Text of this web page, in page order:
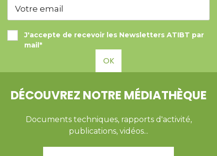
J'accepte de recevoir les Newsletters ATIBT par
mail*
OK
DÉCOUVREZ NOTRE MÉDIATHÈQUE
Documents techniques, rapports d'activité,
publications, vidéos...